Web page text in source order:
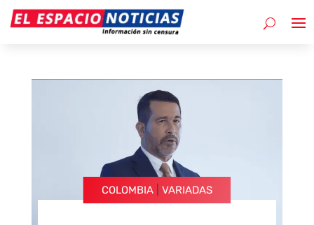
COLOMBIA| VARIADAS